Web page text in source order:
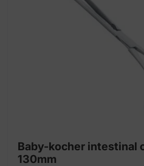
Baby-kocher intestinal
130mm